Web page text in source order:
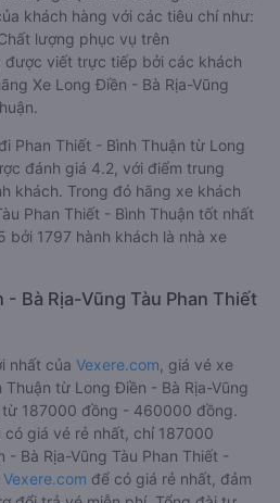
khách hàng với các tiêu chí như:
lượng phục vụ trên
được viết trực tiếp bởi các khách
Xe Long Điền - Bà Rịa-Vũng
Phan Thiết - Bình Thuận từ Long
đánh giá 4.2, với điểm trung
khách. Trong đó hãng xe khách
Phan Thiết - Bình Thuận tốt nhất
1797 hành khách là nhà xe
Bà Rịa-Vũng Tàu Phan Thiết
nhất của Vexere.com , giá vé xe
từ Long Điền - Bà Rịa-Vũng
187000 đồng - 460000 đồng.
giá vé rẻ nhất, chỉ 187000
Bà Rịa-Vũng Tàu Phan Thiết -
Vexere.com để có giá rẻ nhất, đảm